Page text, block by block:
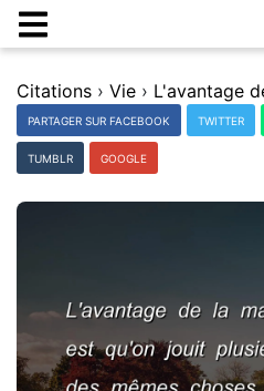
Citations › Vie ›
PARTAGER SUR FACEBOOK TWITTER
TUMBLR GOOGLE